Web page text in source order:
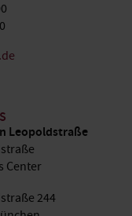
Leopoldstraße
Center
244